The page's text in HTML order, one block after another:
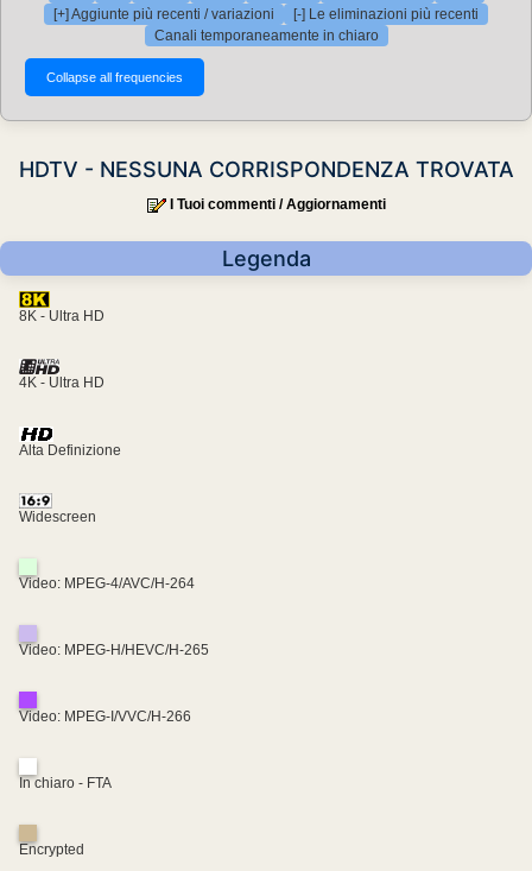
[+] Aggiunte più recenti / variazioni
[-] Le eliminazioni più recenti
Canali temporaneamente in chiaro
HDTV - NESSUNA CORRISPONDENZA TROVATA
I Tuoi commenti / Aggiornamenti
Legenda
8K - Ultra HD
4K - Ultra HD
Alta Definizione
Widescreen
Video: MPEG-4/AVC/H-264
Video: MPEG-H/HEVC/H-265
Video: MPEG-I/VVC/H-266
In chiaro - FTA
Encrypted